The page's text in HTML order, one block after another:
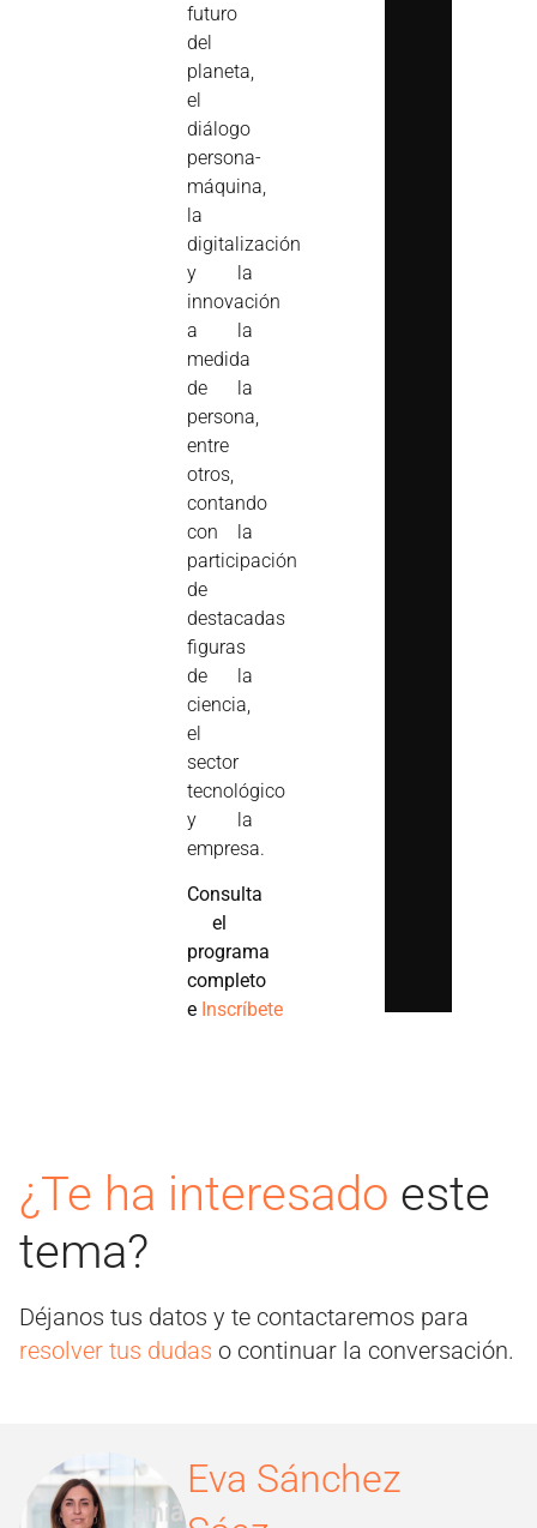
futuro
del
planeta,
el
diálogo
persona-
máquina,
la
digitalización
y la
innovación
a la
medida
de la
persona,
entre
otros,
contando
con la
participación
de
destacadas
figuras
de la
ciencia,
el
sector
tecnológico
y la
empresa.
Consulta
el
programa
completo
e Inscríbete
¿Te ha interesado este
tema?
Déjanos tus datos y te contactaremos para
resolver tus dudas o continuar la conversación.
Eva Sánchez